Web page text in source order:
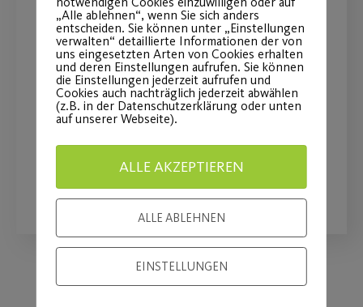
MAN Truck & Bus wird
Premiumpartner
Langfristige Partnerschaft stärkt
insbesondere den Mädchen- und
Frauenfußball
„Alle ablehnen“, wenn Sie sich anders
entscheiden. Sie können unter „Einstellungen
verwalten“ detaillierte Informationen der von
uns eingesetzten Arten von Cookies erhalten
und deren Einstellungen aufrufen. Sie können
die Einstellungen jederzeit aufrufen und
Cookies auch nachträglich jederzeit abwählen
(z.B. in der Datenschutzerklärung oder unten
auf unserer Webseite).
ALLE AKZEPTIEREN
ALLE ABLEHNEN
EINSTELLUNGEN